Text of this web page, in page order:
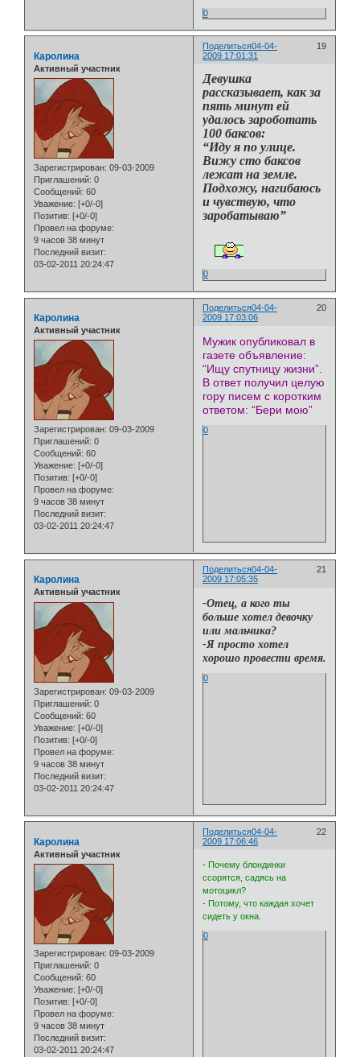
0
Поделиться 19
04-04-
2009 17:01:31
Каролина
Активный участник
Зарегистрирован: 09-03-2009
Приглашений: 0
Сообщений: 60
Уважение: [+0/-0]
Позитив: [+0/-0]
Провел на форуме:
9 часов 38 минут
Последний визит:
03-02-2011 20:24:47
Девушка
рассказывает, как за
пять минут ей
удалось зароботать
100 баксов:
“Иду я по улице.
Вижу сто баксов
лежат на земле.
Подхожу, нагибаюсь
и чувствую, что
заробатываю”
0
Поделиться 20
04-04-
2009 17:03:06
Каролина
Активный участник
Зарегистрирован: 09-03-2009
Приглашений: 0
Сообщений: 60
Уважение: [+0/-0]
Позитив: [+0/-0]
Провел на форуме:
9 часов 38 минут
Последний визит:
03-02-2011 20:24:47
Мужик опубликовал в
газете объявление:
“Ищу спутницу жизни”.
В ответ получил целую
гору писем с коротким
ответом: “Бери мою”
0
Поделиться 21
04-04-
2009 17:05:35
Каролина
Активный участник
Зарегистрирован: 09-03-2009
Приглашений: 0
Сообщений: 60
Уважение: [+0/-0]
Позитив: [+0/-0]
Провел на форуме:
9 часов 38 минут
Последний визит:
03-02-2011 20:24:47
-Отец, а кого ты
больше хотел девочку
или мальчика?
-Я просто хотел
хорошо провести время.
0
Поделиться 22
04-04-
2009 17:06:46
Каролина
Активный участник
Зарегистрирован: 09-03-2009
Приглашений: 0
Сообщений: 60
Уважение: [+0/-0]
Позитив: [+0/-0]
Провел на форуме:
9 часов 38 минут
Последний визит:
03-02-2011 20:24:47
- Почему блондинки
ссорятся, садясь на
мотоцикл?
- Потому, что каждая хочет
сидеть у окна.
0